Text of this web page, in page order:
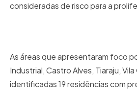
consideradas de risco para a
As áreas que apresentaram foco
Industrial, Castro Alves, Tiaraju,
identificadas 19 residências com